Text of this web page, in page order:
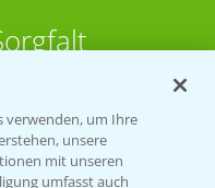
verwenden, um Ihre
unsere
mit unseren
umfasst auch